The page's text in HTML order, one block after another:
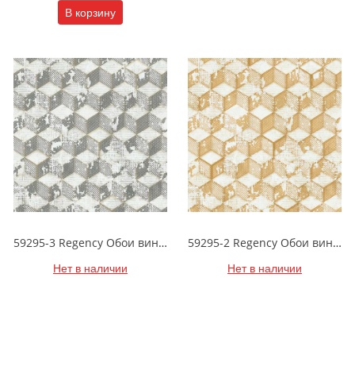
В корзину
59295-3 Regency Обои виниловые на бумажной основе 1.06*15.5
Нет в наличии
59295-2 Regency Обои виниловые на бумажной основе 1.06*15.5
Нет в наличии